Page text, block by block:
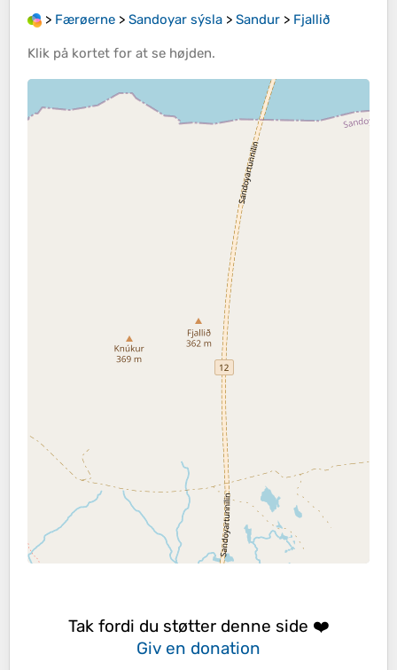
> Færøerne > Sandoyar sýsla > Sandur > Fjallið
Klik på kortet for at se højden.
Tak fordi du støtter denne side ❤️
Giv en donation